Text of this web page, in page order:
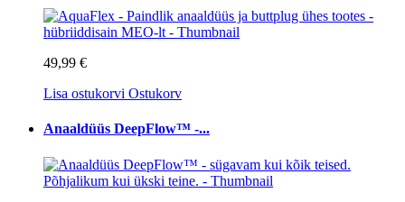
49,99 €
Lisa ostukorvi Ostukorv
Anaaldüüs DeepFlow™ -...